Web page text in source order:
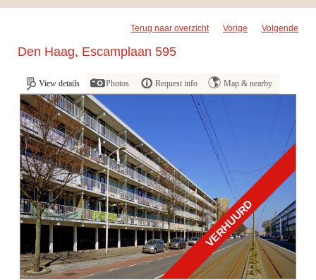
Terug naar overzicht Vorige Volgende
Den Haag, Escamplaan 595
View details Photos Request info Map & nearby
VERHUURD